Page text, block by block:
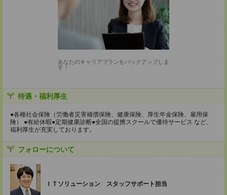
あなたのキャリアプランをバックアップしま
す！
待遇・福利厚生
●各種社会保険（労働者災害補償保険、健康保険、厚生年金保険、雇用保
険） ●有給休暇●定期健康診断●全国の提携スクールで優待サービス など、
福利厚生が充実しております。
フォローについて
ＩＴソリューション スタッフサポート担当